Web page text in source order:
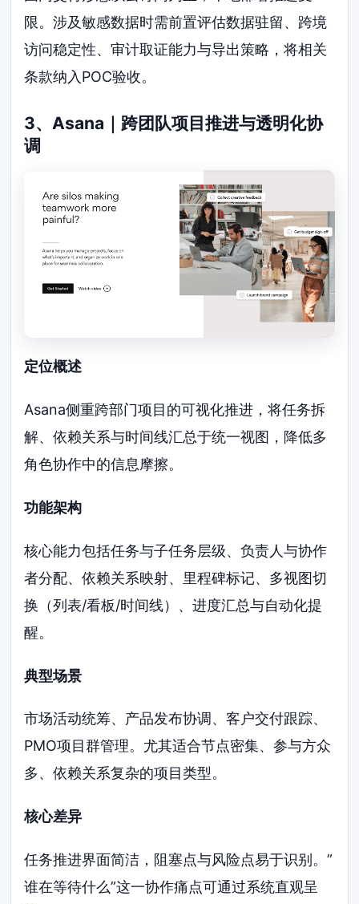
限。涉及敏感数据时需前置评估数据驻留、跨境
访问稳定性、审计取证能力与导出策略，将相关
条款纳入POC验收。
3、Asana｜跨团队项目推进与透明化协
调
定位概述
Asana侧重跨部门项目的可视化推进，将任务拆
解、依赖关系与时间线汇总于统一视图，降低多
角色协作中的信息摩擦。
功能架构
核心能力包括任务与子任务层级、负责人与协作
者分配、依赖关系映射、里程碑标记、多视图切
换（列表/看板/时间线）、进度汇总与自动化提
醒。
典型场景
市场活动统筹、产品发布协调、客户交付跟踪、
PMO项目群管理。尤其适合节点密集、参与方众
多、依赖关系复杂的项目类型。
核心差异
任务推进界面简洁，阻塞点与风险点易于识别。”
谁在等待什么”这一协作痛点可通过系统直观呈